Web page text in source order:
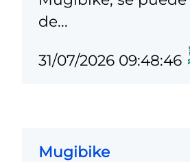
de...
31/07/2026 09:48:46
Mugibike